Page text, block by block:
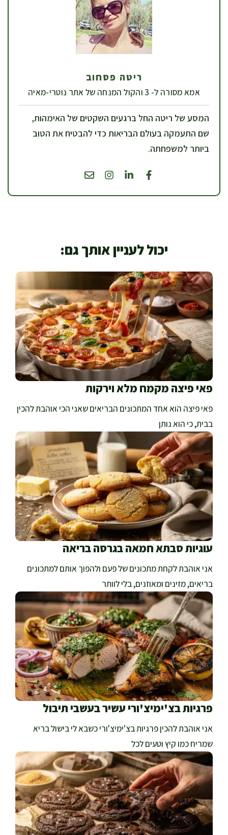
ריטה פסחוב
אמא מסורה ל- 3 והקול המנחה של אתר נוטרי-מאיה
המסע של ריטה החל ברגעים השקטים של האימהות,
שם התעמקה בעולם הבריאות כדי להבטיח את הטוב
ביותר למשפחתה.
יכול לעניין אותך גם:
פאי פיצה מקמח מלא וירקות
פאי פיצה הוא אחד המתכונים הבריאים שאני הכי אוהבת להכין
בבית, כי הוא נותן
עוגיות סבתא חמאה בגרסה בריאה
אני אוהבת לקחת מתכונים של פעם ולהפוך אותם למתכונים
בריאים, מזינים ומאוזנים, בלי לוותר
פרגיות בצ'ימיצ'ורי עשיר בעשבי תיבול
אני אוהבת להכין פרגיות בצ'ימיצ'ורי כשבא לי בישול בריא
שמריח כמו קיץ וטעים לכל